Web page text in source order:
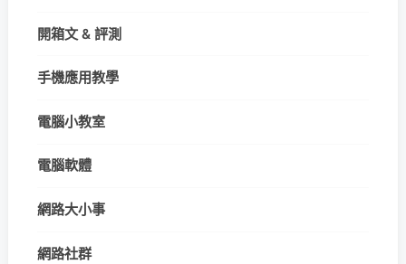
開箱文 & 評測
手機應用教學
電腦小教室
電腦軟體
網路大小事
網路社群